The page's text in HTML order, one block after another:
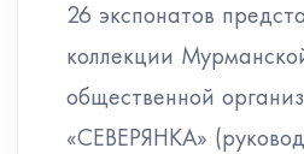
26 экспонатов
коллекции
общественной
«СЕВЕРЯНКА»